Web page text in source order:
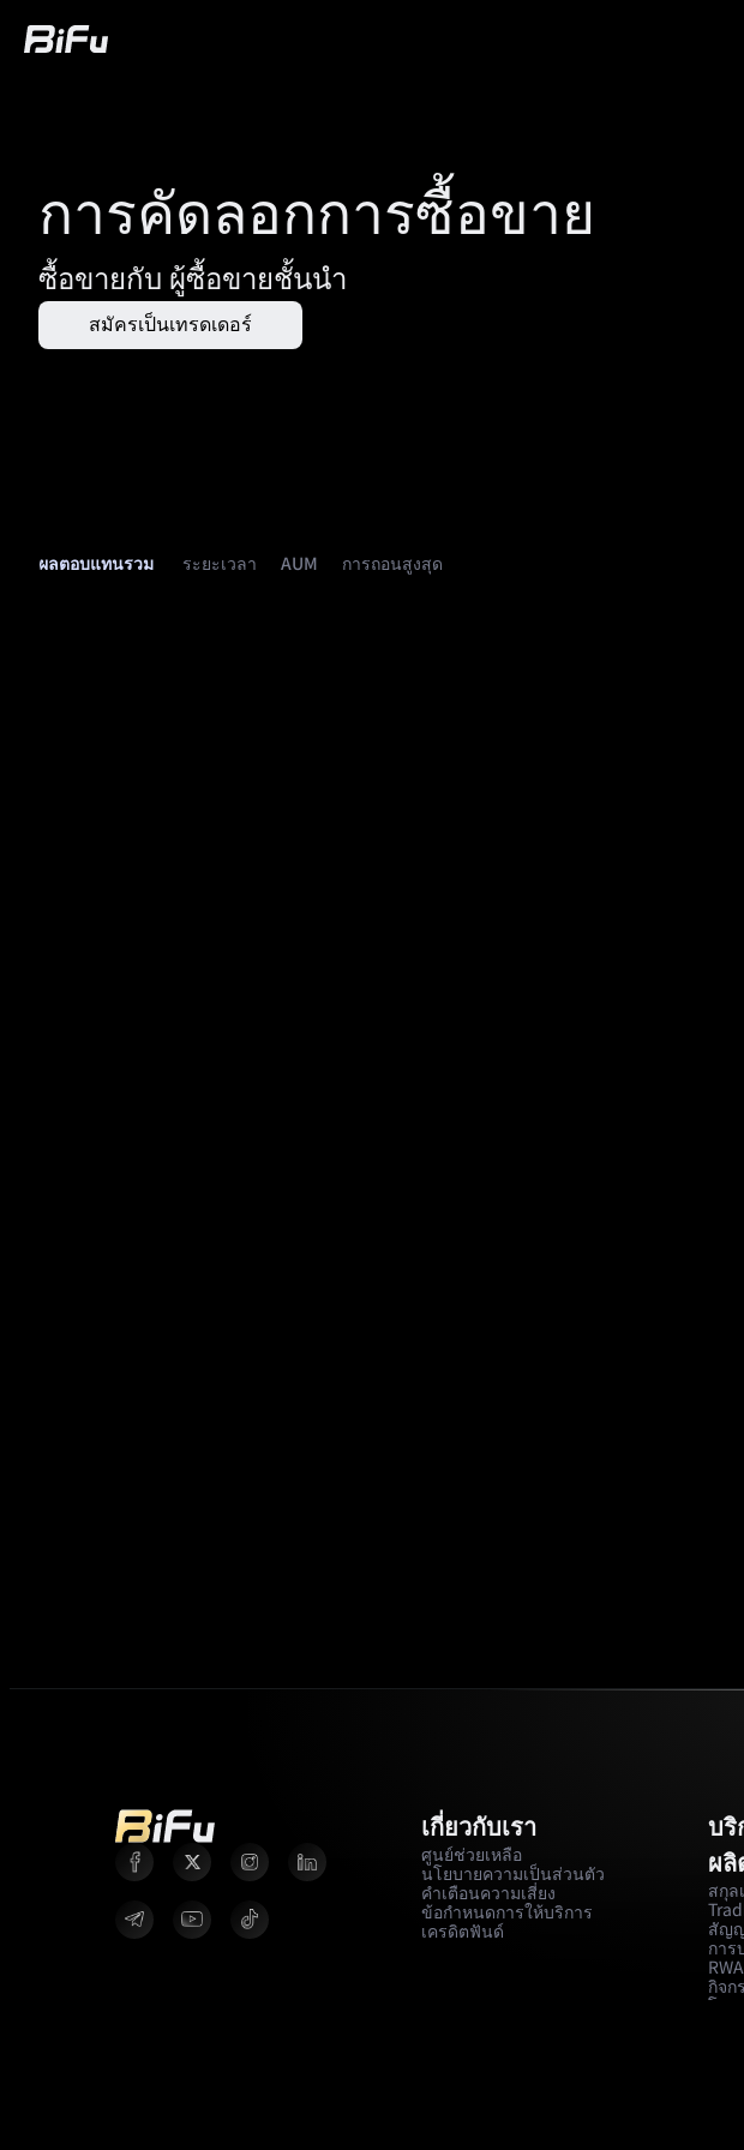
การคัดลอกการซื้อขาย
ซื้อขายกับ ผู้ซื้อขายชั้นนำ
สมัครเป็นเทรดเดอร์
ผลตอบแทนรวม ระยะเวลา AUM การถอนสูงสุด
เกี่ยวกับเรา
ศูนย์ช่วยเหลือ
นโยบายความเป็นส่วนตัว
คำเตือนความเสี่ยง
ข้อกำหนดการให้บริการ
เครดิตฟันด์
บริ
ผ
สกุล
สัญ
การ
RWA
กิจก
โปร